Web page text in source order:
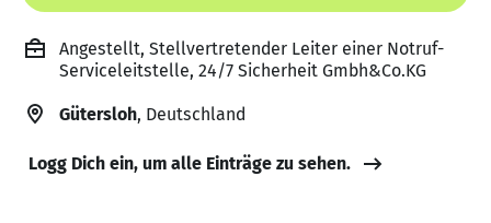
Angestellt, Stellvertretender Leiter einer Notruf-
Serviceleitstelle, 24/7 Sicherheit Gmbh&Co.KG
Gütersloh, Deutschland
Logg Dich ein, um alle Einträge zu sehen.